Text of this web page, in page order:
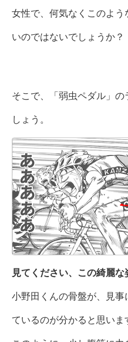
女性で、何気なくこのよ
いのではないでしょうか？
そこで、「弱虫ペダル」の
しょう。
見てください、この綺麗な
小野田くんの骨盤が、見
ているのが分かると思いま